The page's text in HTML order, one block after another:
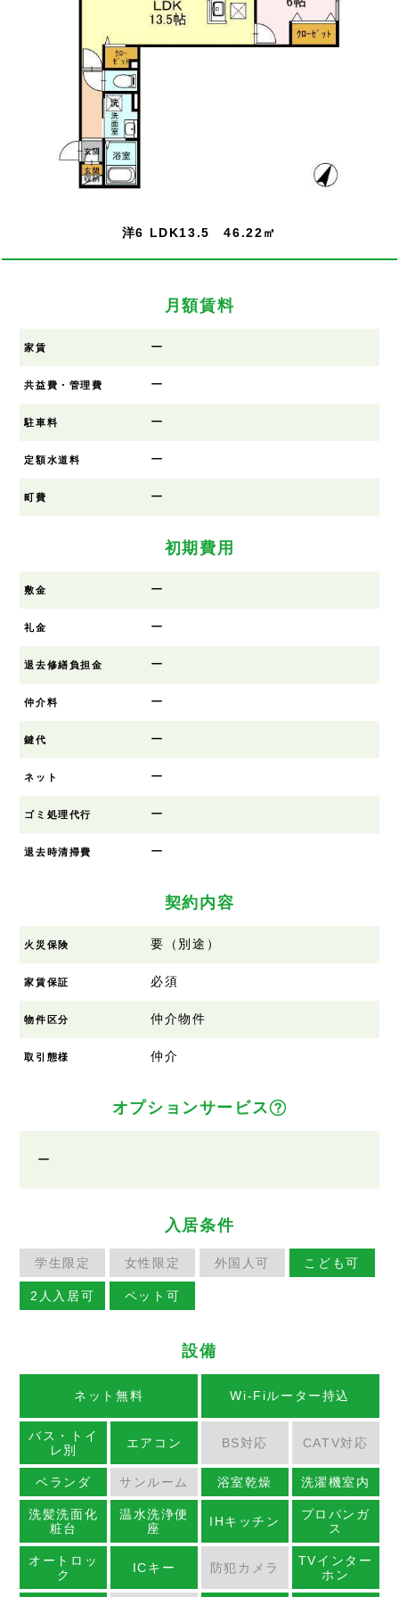
洋6 LDK13.5 46.22㎡
月額賃料
家賃 ー
共益費・管理費 ー
駐車料 ー
定額水道料 ー
町費 ー
初期費用
敷金 ー
礼金 ー
退去修繕負担金 ー
仲介料 ー
鍵代 ー
ネット ー
ゴミ処理代行 ー
退去時清掃費 ー
契約内容
火災保険 要（別途）
家賃保証 必須
物件区分 仲介物件
取引態様 仲介
オプションサービス
ー
入居条件
学生限定 女性限定 外国人可 こども可
2人入居可 ペット可
設備
ネット無料 Wi-Fiルーター持込
バス・トイ
レ別
エアコン BS対応 CATV対応
ベランダ サンルーム 浴室乾燥 洗濯機室内
洗髪洗面化
粧台
温水洗浄便
座
IHキッチン
プロパンガ
ス
オートロッ
ク
ICキー 防犯カメラ
TVインター
ホン